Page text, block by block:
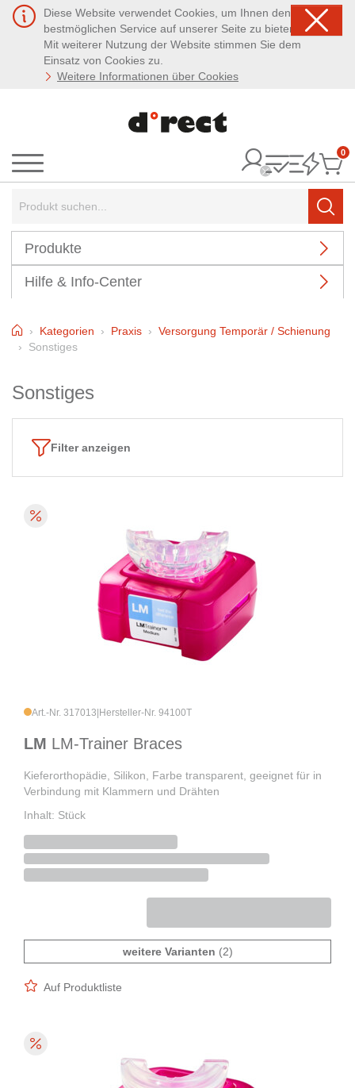
Diese Website verwendet Cookies, um Ihnen den
bestmöglichen Service auf unserer Seite zu bieten.
Mit weiterer Nutzung der Website stimmen Sie dem
Einsatz von Cookies zu.
Weitere Informationen über Cookies
Menü
0
Produkte
Hilfe & Info-Center
HomeKategorien Praxis
Versorgung Temporär / Schienung
Sonstiges
Sonstiges
Filter anzeigen
Art.-Nr. 317013 Hersteller-Nr. 94100T
LM LM-Trainer Braces
Kieferorthopädie, Silikon, Farbe transparent, geeignet für in
Verbindung mit Klammern und Drähten
Inhalt: Stück
weitere Varianten (2)
Auf Produktliste